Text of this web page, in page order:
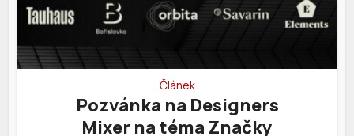
Článek
Pozvánka na Designers
Mixer na téma Značky